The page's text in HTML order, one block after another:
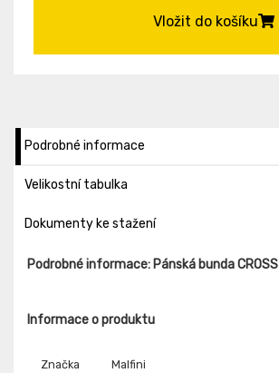
Vložit do košíku
Podrobné informace
Velikostní tabulka
Dokumenty ke stažení
Podrobné informace: Pánská bunda CROSS
Informace o produktu
Značka Malfini